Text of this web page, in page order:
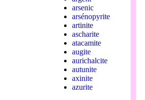
arsenic
arsénopyrite
artinite
ascharite
atacamite
augite
aurichalcite
autunite
axinite
azurite